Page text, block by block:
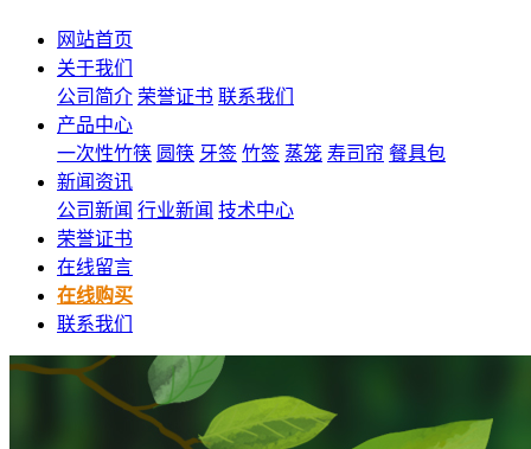
网站首页
关于我们
公司简介 荣誉证书 联系我们
产品中心
一次性竹筷 圆筷 牙签 竹签 蒸笼 寿司帘 餐具包
新闻资讯
公司新闻 行业新闻 技术中心
荣誉证书
在线留言
在线购买
联系我们